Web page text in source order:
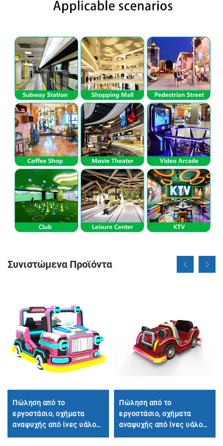
Συνιστώμενα Προϊόντα
Πώληση από το
εργοστάσιο, οχήματα
αναψυχής από ίνες υάλου
Πώληση από το
εργοστάσιο, οχήματα
αναψυχής από ίνες υάλου